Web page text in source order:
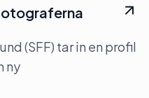
(SFF) tar in en profil
ny